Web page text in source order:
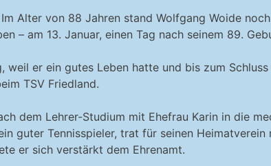
Alter von 88 Jahren stand Wolfgang Woide
– am 13. Januar, einen Tag nach seinem 89.
er ein gutes Leben hatte und bis zum
TSV Friedland.
dem Lehrer-Studium mit Ehefrau Karin in die
guter Tennisspieler, trat für seinen
er sich verstärkt dem Ehrenamt.